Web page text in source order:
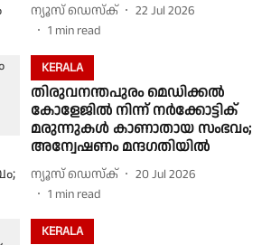
ന്യൂസ് ഡെസ്ക്
22 Jul 2026
1 min read
KERALA
തിരുവനന്തപുരം മെഡിക്കൽ
കോളേജിൽ നിന്ന് നർക്കോട്ടിക്
മരുന്നുകൾ കാണാതായ സംഭവം;
അന്വേഷണം മന്ദഗതിയിൽ
ന്യൂസ് ഡെസ്ക്
20 Jul 2026
1 min read
KERALA